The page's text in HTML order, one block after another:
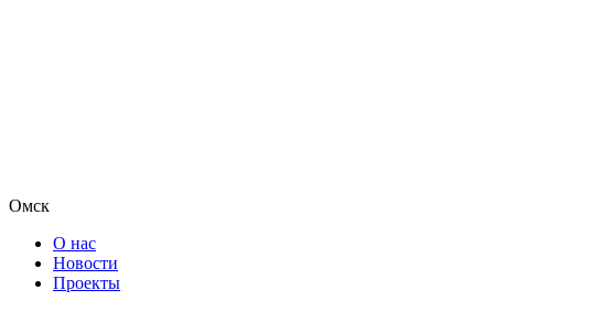
Омск
О нас
Новости
Проекты